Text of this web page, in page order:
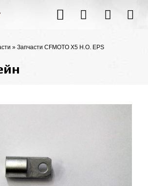
» Запчасти CFMOTO X5 H.O. EPS